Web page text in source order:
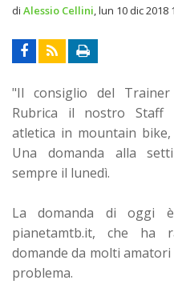
di Alessio Cellini lun 10 dic 2018
"Il consiglio del Trainer
Rubrica il nostro Staff
atletica in mountain
Una domanda alla
sempre il lunedì.
La domanda di oggi
pianetamtb.it, che ha
domande da molti
problema.